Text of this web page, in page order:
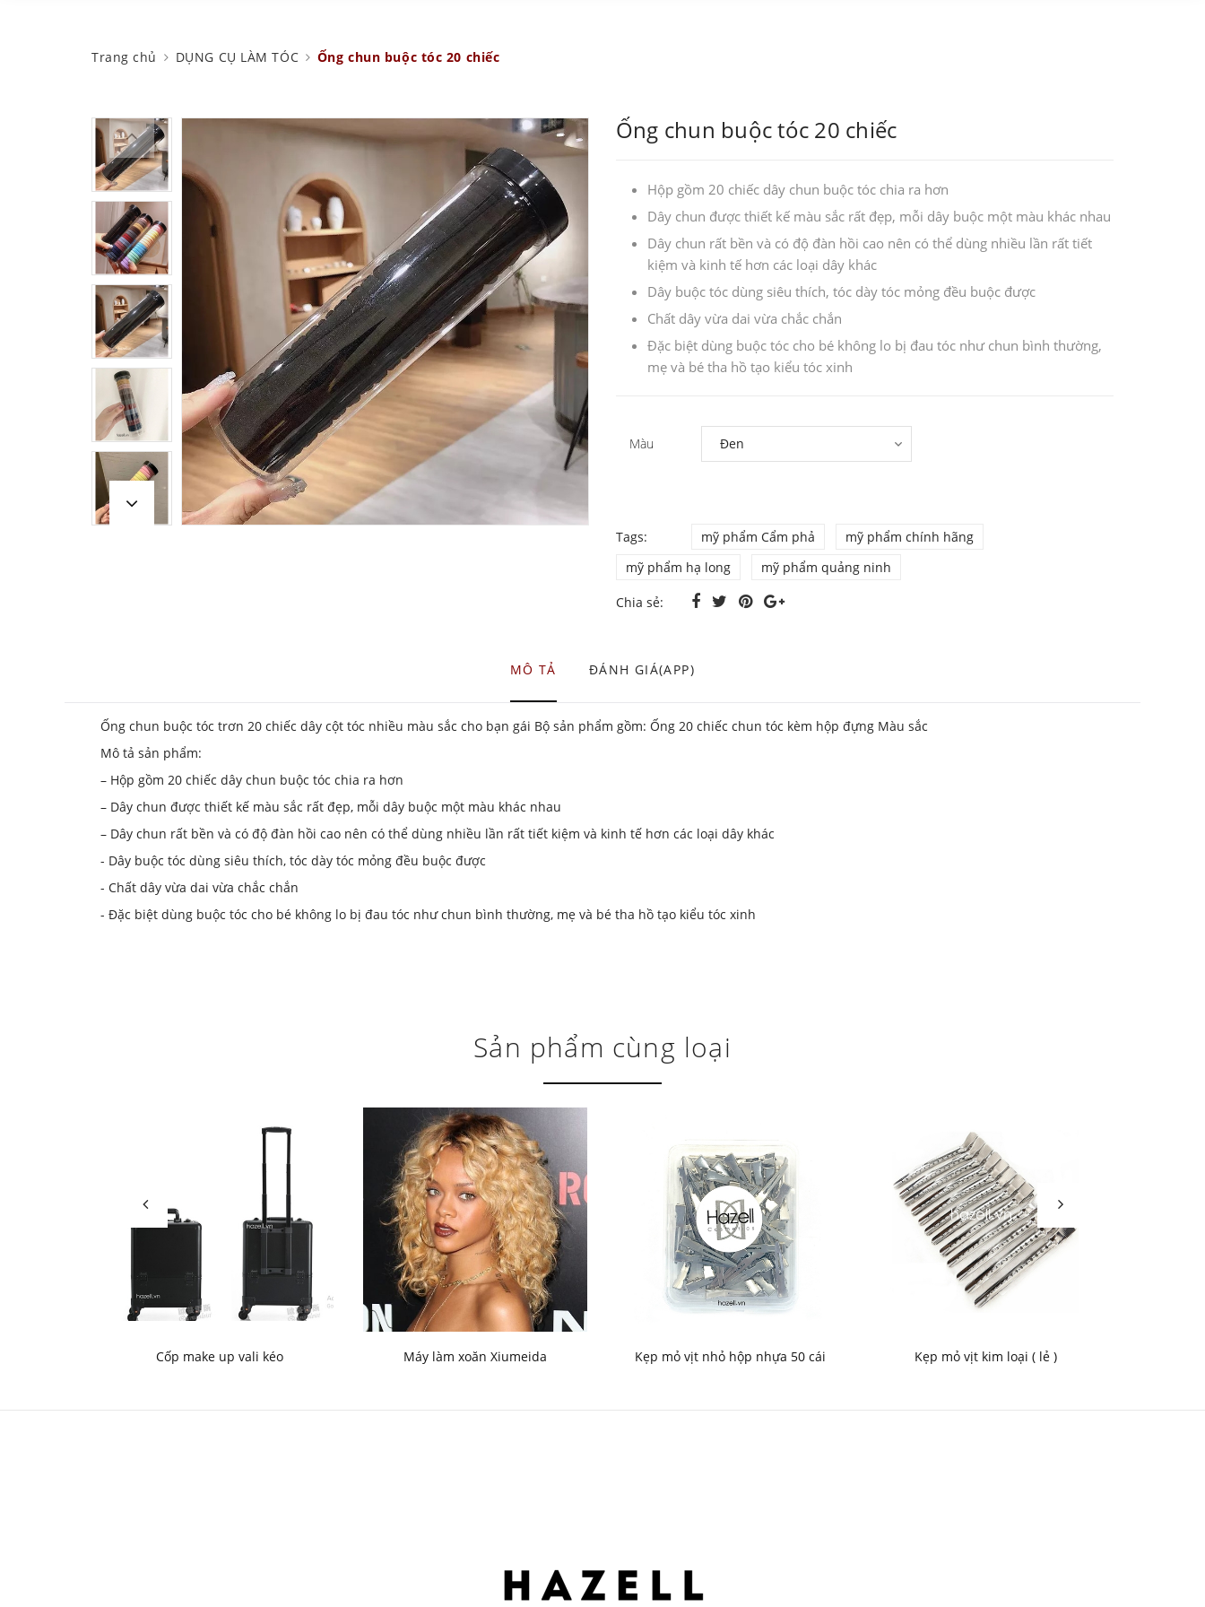
Trang chủ DỤNG CỤ LÀM TÓC Ống chun buộc tóc 20 chiếc
Ống chun buộc tóc 20 chiếc
Hộp gồm 20 chiếc dây chun buộc tóc chia ra hơn
Dây chun được thiết kế màu sắc rất đẹp, mỗi dây buộc một màu khác nhau
Dây chun rất bền và có độ đàn hồi cao nên có thể dùng nhiều lần rất tiết
kiệm và kinh tế hơn các loại dây khác
Dây buộc tóc dùng siêu thích, tóc dày tóc mỏng đều buộc được
Chất dây vừa dai vừa chắc chắn
Đặc biệt dùng buộc tóc cho bé không lo bị đau tóc như chun bình thường,
mẹ và bé tha hồ tạo kiểu tóc xinh
Màu
Tags: mỹ phẩm Cẩm phả
mỹ phẩm chính hãng
mỹ phẩm hạ long
mỹ phẩm quảng ninh
Chia sẻ:
MÔ TẢ ĐÁNH GIÁ(APP)
Ống chun buộc tóc trơn 20 chiếc dây cột tóc nhiều màu sắc cho bạn gái Bộ sản phẩm gồm: Ống 20 chiếc chun tóc kèm hộp đựng Màu sắc
Mô tả sản phẩm:
– Hộp gồm 20 chiếc dây chun buộc tóc chia ra hơn
– Dây chun được thiết kế màu sắc rất đẹp, mỗi dây buộc một màu khác nhau
– Dây chun rất bền và có độ đàn hồi cao nên có thể dùng nhiều lần rất tiết kiệm và kinh tế hơn các loại dây khác
- Dây buộc tóc dùng siêu thích, tóc dày tóc mỏng đều buộc được
- Chất dây vừa dai vừa chắc chắn
- Đặc biệt dùng buộc tóc cho bé không lo bị đau tóc như chun bình thường, mẹ và bé tha hồ tạo kiểu tóc xinh
Sản phẩm cùng loại
Cốp make up vali kéo Máy làm xoăn Xiumeida Kẹp mỏ vịt nhỏ hộp nhựa 50 cái Kẹp mỏ vịt kim loại ( lẻ )